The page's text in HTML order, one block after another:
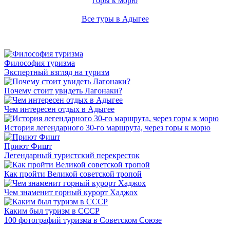
Все туры в Адыгее
Философия туризма
Экспертный взгляд на туризм
Почему стоит увидеть Лагонаки?
Чем интересен отдых в Адыгее
История легендарного 30-го маршрута, через горы к морю
Приют Фишт
Легендарный туристский перекресток
Как пройти Великой советской тропой
Чем знаменит горный курорт Хаджох
Каким был туризм в СССР
100 фотографий туризма в Советском Союзе